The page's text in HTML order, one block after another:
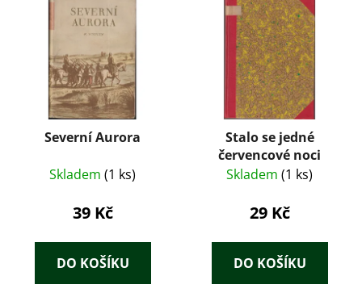
Severní Aurora
Skladem (1 ks)
39 Kč
DO KOŠÍKU
Stalo se jedné
červencové noci
Skladem (1 ks)
29 Kč
DO KOŠÍKU